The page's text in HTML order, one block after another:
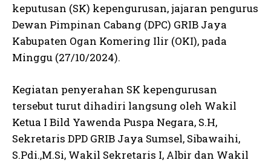
keputusan (SK) kepengurusan, jajaran pengurus
Dewan Pimpinan Cabang (DPC) GRIB Jaya
Kabupaten Ogan Komering Ilir (OKI), pada
Minggu (27/10/2024).
Kegiatan penyerahan SK kepengurusan
tersebut turut dihadiri langsung oleh Wakil
Ketua I Bild Yawenda Puspa Negara, S.H,
Sekretaris DPD GRIB Jaya Sumsel, Sibawaihi,
S.Pdi.,M.Si, Wakil Sekretaris I, Albir dan Wakil